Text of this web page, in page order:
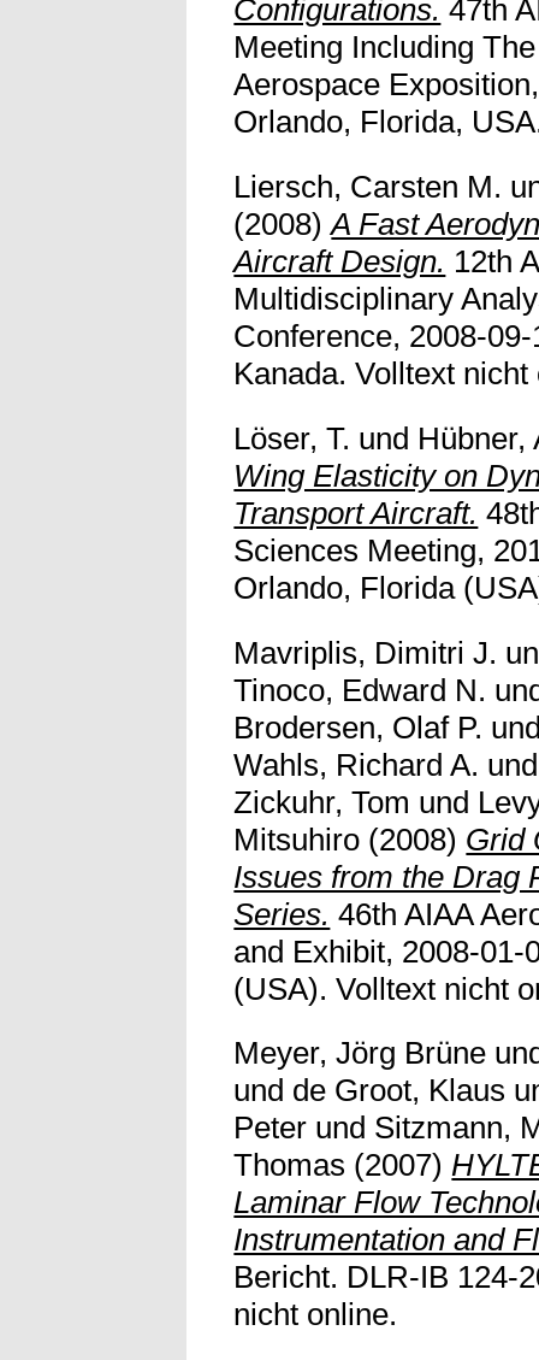
Configurations. 47th
Meeting Including
Aerospace
Orlando, Florida,
Liersch, Carsten M.
(2008)A Fast
Aircraft Design. 12th
Multidisciplinary
Conference, 2008-
Kanada. Volltext nicht
Löser, T. und Hübner,
Wing Elasticity on
Transport Aircraft.
Sciences Meeting,
Orlando, Florida
Mavriplis, Dimitri J.
Tinoco, Edward N.
Brodersen, Olaf P.
Wahls, Richard A.
Zickuhr, Tom und
Mitsuhiro (2008) Grid
Issues from the Drag
Series. 46th AIAA
and Exhibit, 2008-01-
(USA). Volltext nicht
Meyer, Jörg Brüne
und de Groot, Klaus
Peter und Sitzmann,
Thomas (2007)
Laminar Flow
Instrumentation and
Bericht. DLR-IB 124-
nicht online.